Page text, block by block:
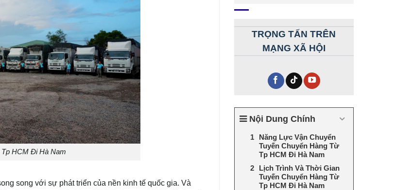
HCM Đi Hà Nam
song với sự phát triển của nền kinh tế quốc gia. Và
TRỌNG TẤN TRÊN
MẠNG XÃ HỘI
Nội Dung Chính
Năng Lực Vận Chuyển
Tuyến Chuyển Hàng Từ
Tp HCM Đi Hà Nam
Lịch Trình Và Thời Gian
Tuyến Chuyển Hàng Từ
Tp HCM Đi Hà Nam